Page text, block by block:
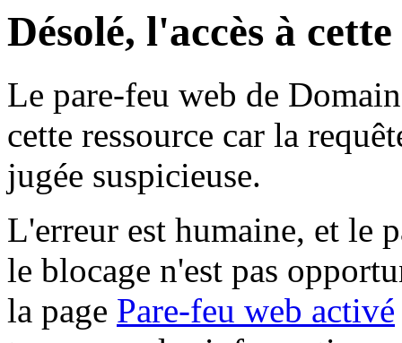
Désolé, l'accès à
Le pare-feu web de
cette ressource car la
jugée suspicieuse.
L'erreur est humaine, et le
le blocage n'est pas
la page Pare-feu web activé